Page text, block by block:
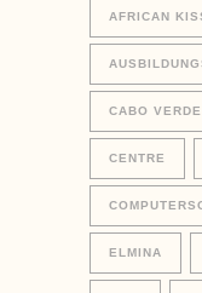
AFRICAN
CABO VERDE
CENTRE
ELMINA